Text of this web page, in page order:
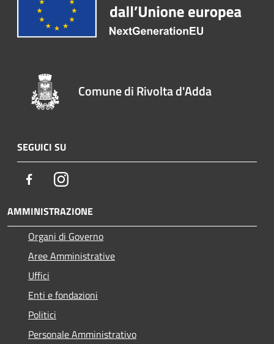
Comune di Rivolta d'Adda
SEGUICI SU
FacebookInstagram
AMMINISTRAZIONE
Organi di Governo
Aree Amministrative
Uffici
Enti e fondazioni
Politici
Personale Amministrativo